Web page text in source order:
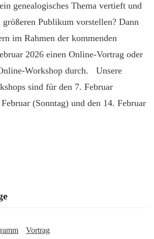
genealogisches Thema vertieft und
größeren Publikum vorstellen? Dann
im Rahmen der kommenden
2026 einen Online-Vortrag oder
Workshop durch. Unsere
sind für den 7. Februar
(Sonntag) und den 14. Februar
Vortrag